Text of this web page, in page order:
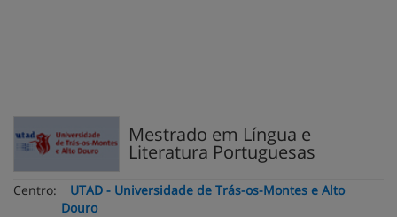
Mestrado em Língua e
Literatura Portuguesas
Centro:
UTAD - Universidade de Trás-os-Montes e Alto
Douro